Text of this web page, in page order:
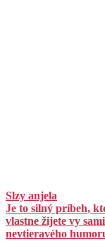
Slzy anjela
Je to silný príbeh,
vlastne žijete vy
nevtieravého